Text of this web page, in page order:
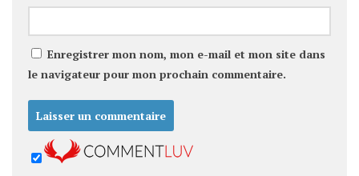
Enregistrer mon nom, mon e-mail et mon site dans
le navigateur pour mon prochain commentaire.